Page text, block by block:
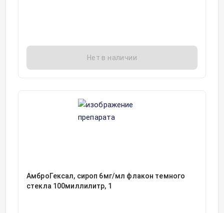
Нет в наличии
АмброГексал, сироп 6мг/мл флакон темного
стекла 100миллилитр, 1